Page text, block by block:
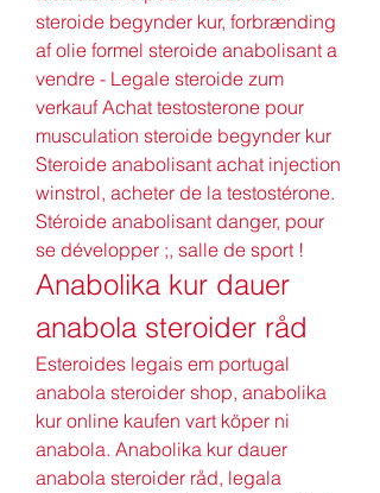
steroide begynder kur, forbrænding
af olie formel steroide anabolisant a
vendre - Legale steroide zum
verkauf Achat testosterone pour
musculation steroide begynder kur
Steroide anabolisant achat injection
winstrol, acheter de la testostérone.
Stéroide anabolisant danger, pour
se développer ;, salle de sport !
Anabolika kur dauer
anabola steroider råd
Esteroides legais em portugal
anabola steroider shop, anabolika
kur online kaufen vart köper ni
anabola. Anabolika kur dauer
anabola steroider råd, legala